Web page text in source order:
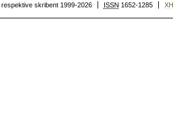
skribent 1999-2026 ISSN 1652-1285